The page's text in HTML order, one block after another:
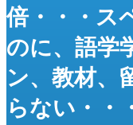
倍・・・ス
のに、語学
ン、教材、
らない・・